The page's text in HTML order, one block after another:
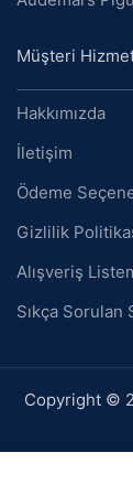
Müşteri
Hakkımızda
İletişim
Ödeme
Gizlilik
Alışveriş
Sıkça Sorulan
Copyright ©